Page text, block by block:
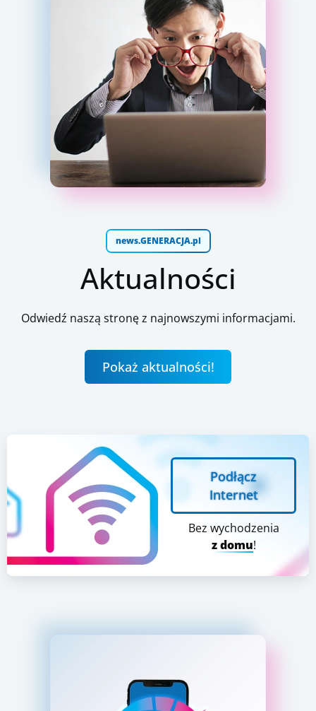
news.GENERACJA.pl
Aktualności
Odwiedź naszą stronę z najnowszymi informacjami.
Pokaż aktualności!
Podłącz
Internet
Bez wychodzenia
z domu!